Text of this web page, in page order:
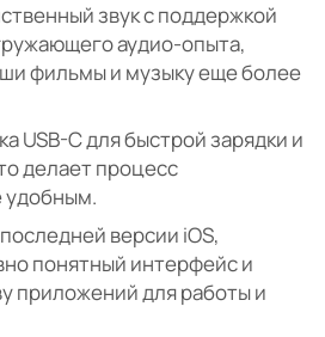
звук с поддержкой
аудио-опыта,
фильмы и музыку еще более
USB-C для быстрой зарядки и
делает процесс
удобным.
версии iOS,
понятный интерфейс и
приложений для работы и